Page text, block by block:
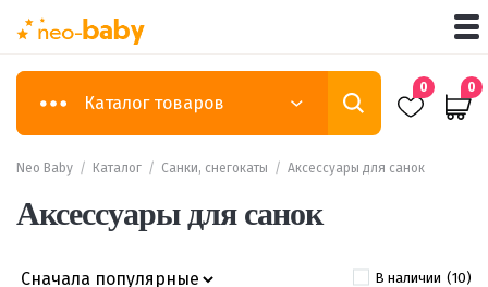
Каталог товаров
0 0
Neo Baby / Каталог / Санки, снегокаты / Аксессуары для санок
Аксессуары для санок
В наличии (10)